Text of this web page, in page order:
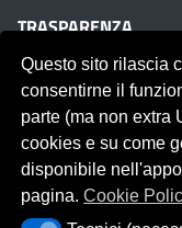
TRASPARENZA
Albo on line
Amministrazione
Pubblici proclami
PTPCT per le
Whistleblowing
Obiettivi di Accessibilità
Questo sito rilascia
consentirne il
parte (ma non extra
cookies e su come
disponibile
pagina.Cookie